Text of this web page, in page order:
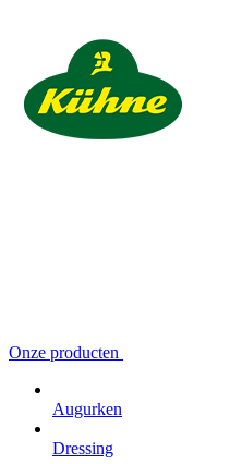
Onze producten
Augurken
Dressing